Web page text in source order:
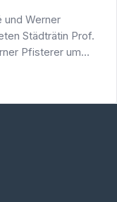
und Werner
Städträtin Prof.
Pfisterer um